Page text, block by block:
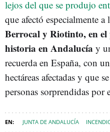
lejos del que se produjo
que afectó especialmente
Berrocal y Riotinto, en el
historia en Andalucía y
recuerda en España, con
hectáreas afectadas y que
personas sorprendidas por
JUNTA DE ANDALUCÍA